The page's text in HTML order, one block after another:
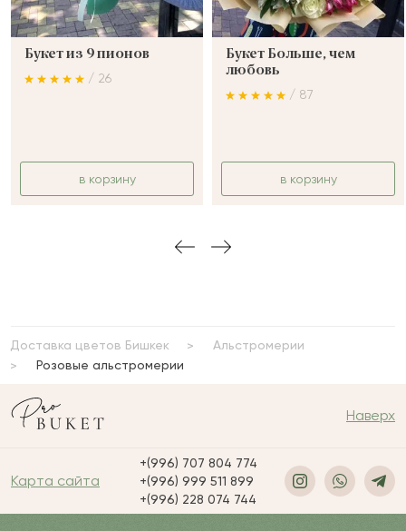
Букет из 9 пионов
/ 26
в корзину
Букет Больше, чем
любовь
/ 87
в корзину
Доставка цветов Бишкек
Альстромерии
Розовые альстромерии
Наверх
Карта сайта
+(996) 707 804 774
+(996) 999 511 899
+(996) 228 074 744